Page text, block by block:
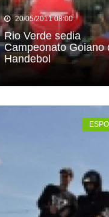
invasão de domicílio
20/05/2011 08:00
Rio Verde sedia
Campeonato Goiano
Handebol